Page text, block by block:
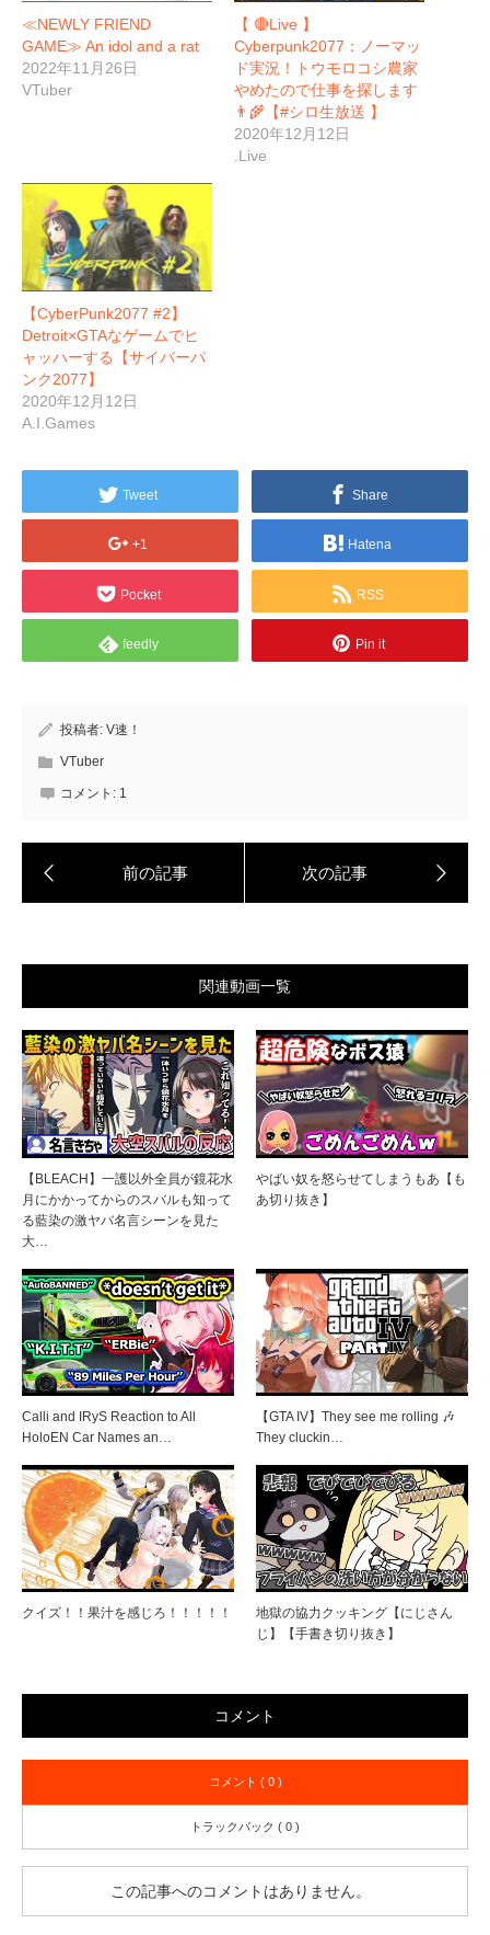
≪NEWLY FRIEND
GAME≫ An idol and a rat
2022年11月26日
VTuber
【 🔴Live 】
Cyberpunk2077：ノーマッ
ド実況！トウモロコシ農家
やめたので仕事を探します
👨‍🌾【#シロ生放送 】
2020年12月12日
.Live
【CyberPunk2077 #2】
Detroit×GTAなゲームでヒ
ャッハーする【サイバーパ
ンク2077】
2020年12月12日
A.I.Games
Tweet Share
+1 Hatena
Pocket RSS
feedly Pin it
投稿者: V速！
VTuber
コメント: 1
関連動画一覧
【BLEACH】一護以外全員が鏡花水
月にかかってからのスバルも知って
る藍染の激ヤバ名言シーンを見た
大…
やばい奴を怒らせてしまうもあ【も
あ切り抜き】
Calli and IRyS Reaction to All
HoloEN Car Names an…
【GTA IV】They see me rolling 🎶
They cluckin…
クイズ！！果汁を感じろ！！！！！
地獄の協力クッキング【にじさん
じ】【手書き切り抜き】
コメント
コメント ( 0 )
トラックバック ( 0 )
この記事へのコメントはありません。